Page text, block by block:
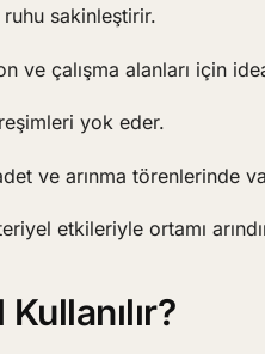
sakinleştirir.
ve çalışma alanları için
yok eder.
ve arınma törenlerinde
etkileriyle ortamı
Kullanılır?